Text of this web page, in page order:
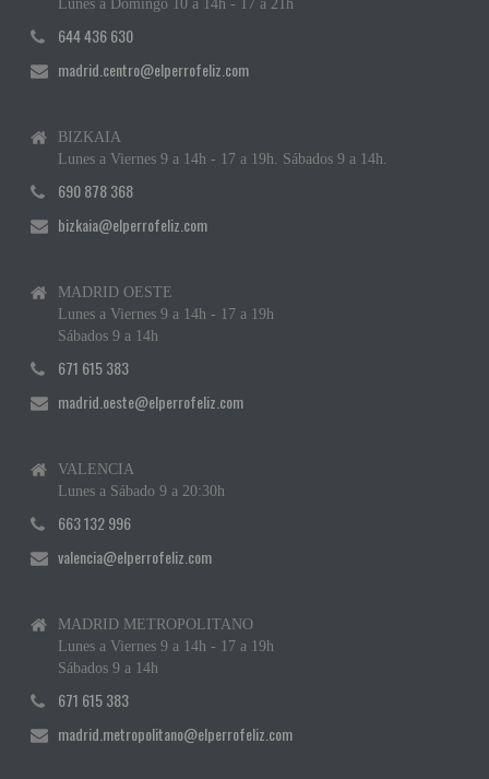
Lunes a Domingo 10 a 14h - 17 a 21h
644 436 630
madrid.centro@elperrofeliz.com
BIZKAIA
Lunes a Viernes 9 a 14h - 17 a 19h. Sábados 9 a 14h.
690 878 368
bizkaia@elperrofeliz.com
MADRID OESTE
Lunes a Viernes 9 a 14h - 17 a 19h
Sábados 9 a 14h
671 615 383
madrid.oeste@elperrofeliz.com
VALENCIA
Lunes a Sábado 9 a 20:30h
663 132 996
valencia@elperrofeliz.com
MADRID METROPOLITANO
Lunes a Viernes 9 a 14h - 17 a 19h
Sábados 9 a 14h
671 615 383
madrid.metropolitano@elperrofeliz.com